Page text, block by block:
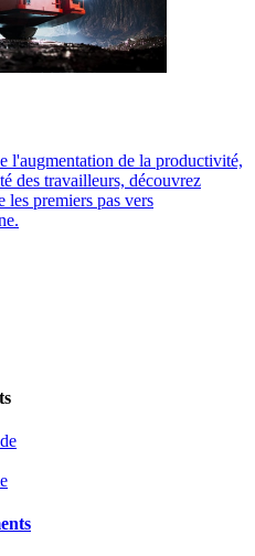
l'augmentation de la productivité,
des travailleurs, découvrez
les premiers pas vers